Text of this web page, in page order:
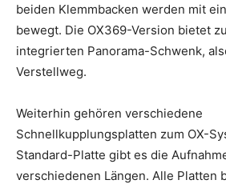
beiden Klemmbacken werden mit
bewegt. Die OX369-Version bietet
integrierten Panorama-Schwenk,
Verstellweg.
Weiterhin gehören verschiedene
Schnellkupplungsplatten zum OX-
Standard-Platte gibt es die
verschiedenen Längen. Alle Platten